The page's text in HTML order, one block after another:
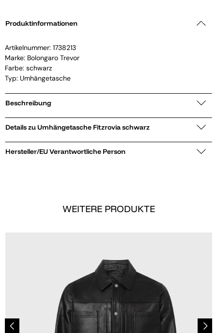
Produktinformationen
Artikelnummer: 1738213
Marke: Bolongaro Trevor
Farbe: schwarz
Typ: Umhängetasche
Beschreibung
Details zu Umhängetasche Fitzrovia schwarz
Hersteller/EU Verantwortliche Person
WEITERE PRODUKTE